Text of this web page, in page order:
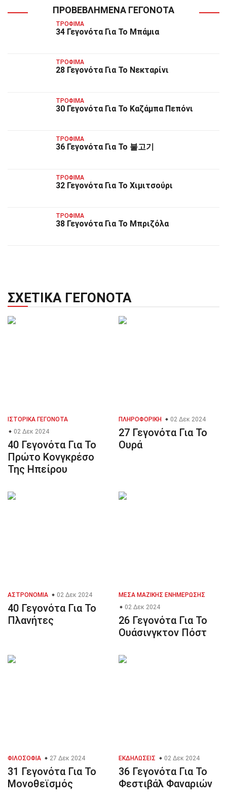
ΠΡΟΒΕΒΛΗΜΈΝΑ ΓΕΓΟΝΌΤΑ
ΤΡΌΦΙΜΑ
34 Γεγονότα Για Το Μπάμια
ΤΡΌΦΙΜΑ
28 Γεγονότα Για Το Νεκταρίνι
ΤΡΌΦΙΜΑ
30 Γεγονότα Για Το Καζάμπα Πεπόνι
ΤΡΌΦΙΜΑ
36 Γεγονότα Για Το 불고기
ΤΡΌΦΙΜΑ
32 Γεγονότα Για Το Χιμιτσούρι
ΤΡΌΦΙΜΑ
38 Γεγονότα Για Το Μπριζόλα
ΣΧΕΤΙΚΆ ΓΕΓΟΝΌΤΑ
ΙΣΤΟΡΙΚΆ ΓΕΓΟΝΌΤΑ
02 Δεκ 2024
40 Γεγονότα Για Το
Πρώτο Κονγκρέσο
Της Ηπείρου
ΠΛΗΡΟΦΟΡΙΚΉ 02 Δεκ 2024
27 Γεγονότα Για Το
Ουρά
ΑΣΤΡΟΝΟΜΊΑ 02 Δεκ 2024
40 Γεγονότα Για Το
Πλανήτες
ΜΈΣΑ ΜΑΖΙΚΉΣ ΕΝΗΜΈΡΩΣΗΣ
02 Δεκ 2024
26 Γεγονότα Για Το
Ουάσινγκτον Πόστ
ΦΙΛΟΣΟΦΊΑ 27 Δεκ 2024
31 Γεγονότα Για Το
Μονοθεϊσμός
ΕΚΔΗΛΏΣΕΙΣ 02 Δεκ 2024
36 Γεγονότα Για Το
Φεστιβάλ Φαναριών